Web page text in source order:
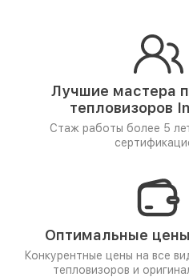
Лучшие мастера
тепловизоров
Стаж работы более 5
Оптимальные
Конкурентные цены на все
тепловизоров и